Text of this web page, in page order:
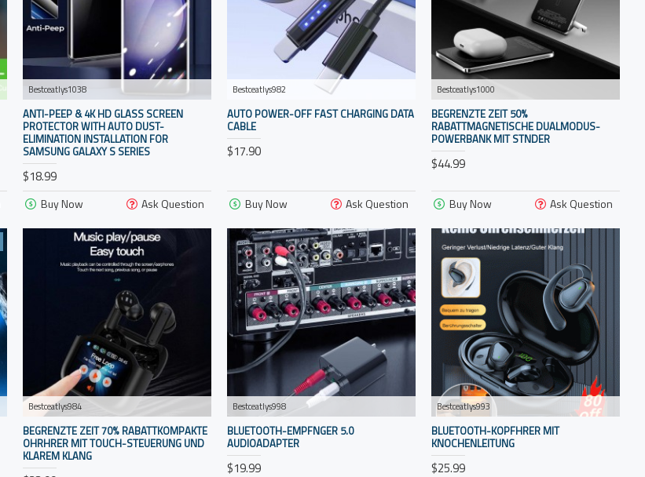
Bestceatlys1038
ANTI-PEEP & 4K HD GLASS SCREEN
PROTECTOR WITH AUTO DUST-
ELIMINATION INSTALLATION FOR
SAMSUNG GALAXY S SERIES
$18.99
Buy Now Ask Question
Bestceatlys982
AUTO POWER-OFF FAST CHARGING DATA
CABLE
$17.90
Buy Now Ask Question
Bestceatlys1000
BEGRENZTE ZEIT 50%
RABATTMAGNETISCHE DUALMODUS-
POWERBANK MIT STNDER
$44.99
Buy Now Ask Question
Bestceatlys984
BEGRENZTE ZEIT 70% RABATTKOMPAKTE
OHRHRER MIT TOUCH-STEUERUNG UND
KLAREM KLANG
Bestceatlys998
BLUETOOTH-EMPFNGER 5.0
AUDIOADAPTER
$19.99
Bestceatlys993
BLUETOOTH-KOPFHRER MIT
KNOCHENLEITUNG
$25.99